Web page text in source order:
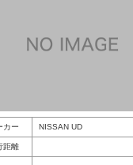
カー NISSAN UD
距離